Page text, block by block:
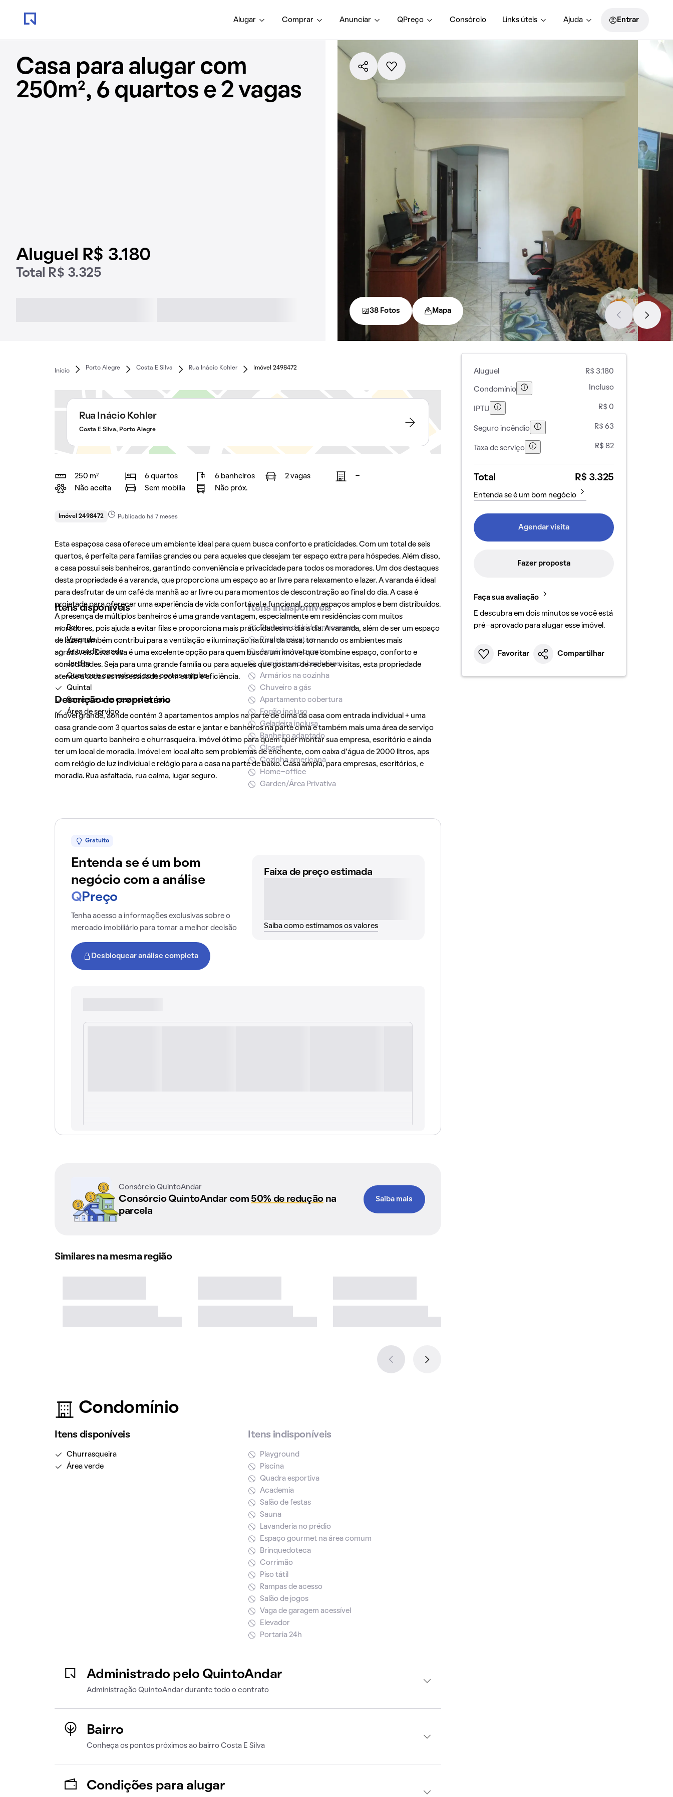
Alugar Comprar Anunciar QPreço Consórcio Links úteis Ajuda Entrar
Casa para alugar com
250m², 6 quartos e 2 vagas
Aluguel R$ 3.180
Total R$ 3.325
38 Fotos Mapa
Início
Porto Alegre Costa E Silva Rua Inácio Kohler Imóvel 2498472
Rua Inácio Kohler
Costa E Silva, Porto Alegre
250 m² 6 quartos 6 banheiros 2 vagas
-
Não aceita
Sem mobília Não próx.
Imóvel 2498472 Publicado há 7 meses
Esta espaçosa casa oferece um ambiente ideal para quem busca conforto e praticidades. Com um total de seis
quartos, é perfeita para famílias grandes ou para aqueles que desejam ter espaço extra para hóspedes. Além disso,
a casa possui seis banheiros, garantindo conveniência e privacidade para todos os moradores. Um dos destaques
desta propriedade é a varanda, que proporciona um espaço ao ar livre para relaxamento e lazer. A varanda é ideal
para desfrutar de um café da manhã ao ar livre ou para momentos de descontração ao final do dia. A casa é
projetada para oferecer uma experiência de vida confortável e funcional, com espaços amplos e bem distribuídos.
A presença de múltiplos banheiros é uma grande vantagem, especialmente em residências com muitos
moradores, pois ajuda a evitar filas e proporciona mais praticidades no dia a dia. A varanda, além de ser um espaço
de lazer, também contribui para a ventilação e iluminação natural da casa, tornando os ambientes mais
agradáveis. Esta casa é uma excelente opção para quem busca um imóvel que combine espaço, conforto e
comodidades. Seja para uma grande família ou para aqueles que gostam de receber visitas, esta propriedade
atende a todas as necessidades com estilo e eficiência.
Descrição do proprietário
Imóvel grande, aonde contém 3 apartamentos amplos na parte de cima da casa com entrada individual + uma
casa grande com 3 quartos salas de estar e jantar e banheiros na parte cima e também mais uma área de serviço
com um quarto banheiro e churrasqueira. imóvel ótimo para quem quer montar sua empresa, escritório e ainda
ter um local de moradia. Imóvel em local alto sem problemas de enchente, com caixa d'água de 2000 litros, aps
com relógio de luz individual e relógio para a casa na parte de baixo. Casa ampla, para empresas, escritórios, e
moradia. Rua asfaltada, rua calma, lugar seguro.
Itens disponíveis
Box
Varanda
Ar condicionado
Jardim
Quartos e corredores com portas amplas
Quintal
Somente uma casa no terreno
Área de serviço
Itens indisponíveis
Banheira de hidromassagem
Piscina privativa
Armários no quarto
Armários nos banheiros
Armários na cozinha
Chuveiro a gás
Apartamento cobertura
Fogão incluso
Geladeira inclusa
Banheiro adaptado
Closet
Cozinha americana
Home-office
Garden/Área Privativa
Gratuito
Entenda se é um bom
negócio com a análise
Q Preço
Tenha acesso a informações exclusivas sobre o
mercado imobiliário para tomar a melhor decisão
Desbloquear análise completa
Faixa de preço estimada
Saiba como estimamos os valores
Consórcio QuintoAndar
Consórcio QuintoAndar com 50% de reduçãona
parcela
Saiba mais
Similares na mesma região
Condomínio
Itens disponíveis
Churrasqueira
Área verde
Itens indisponíveis
Playground
Piscina
Quadra esportiva
Academia
Salão de festas
Sauna
Lavanderia no prédio
Espaço gourmet na área comum
Brinquedoteca
Corrimão
Piso tátil
Rampas de acesso
Salão de jogos
Vaga de garagem acessível
Elevador
Portaria 24h
Administrado pelo QuintoAndar
Administração QuintoAndar durante todo o contrato
Bairro
Conheça os pontos próximos ao bairro Costa E Silva
Condições para alugar
Aluguel R$ 3.180
Condomínio Incluso
IPTU R$ 0
Seguro incêndio R$ 63
Taxa de serviço R$ 82
Total R$ 3.325
Entenda se é um bom negócio
Agendar visita
Fazer proposta
Faça sua avaliação
E descubra em dois minutos se você está
pré-aprovado para alugar esse imóvel.
Favoritar Compartilhar